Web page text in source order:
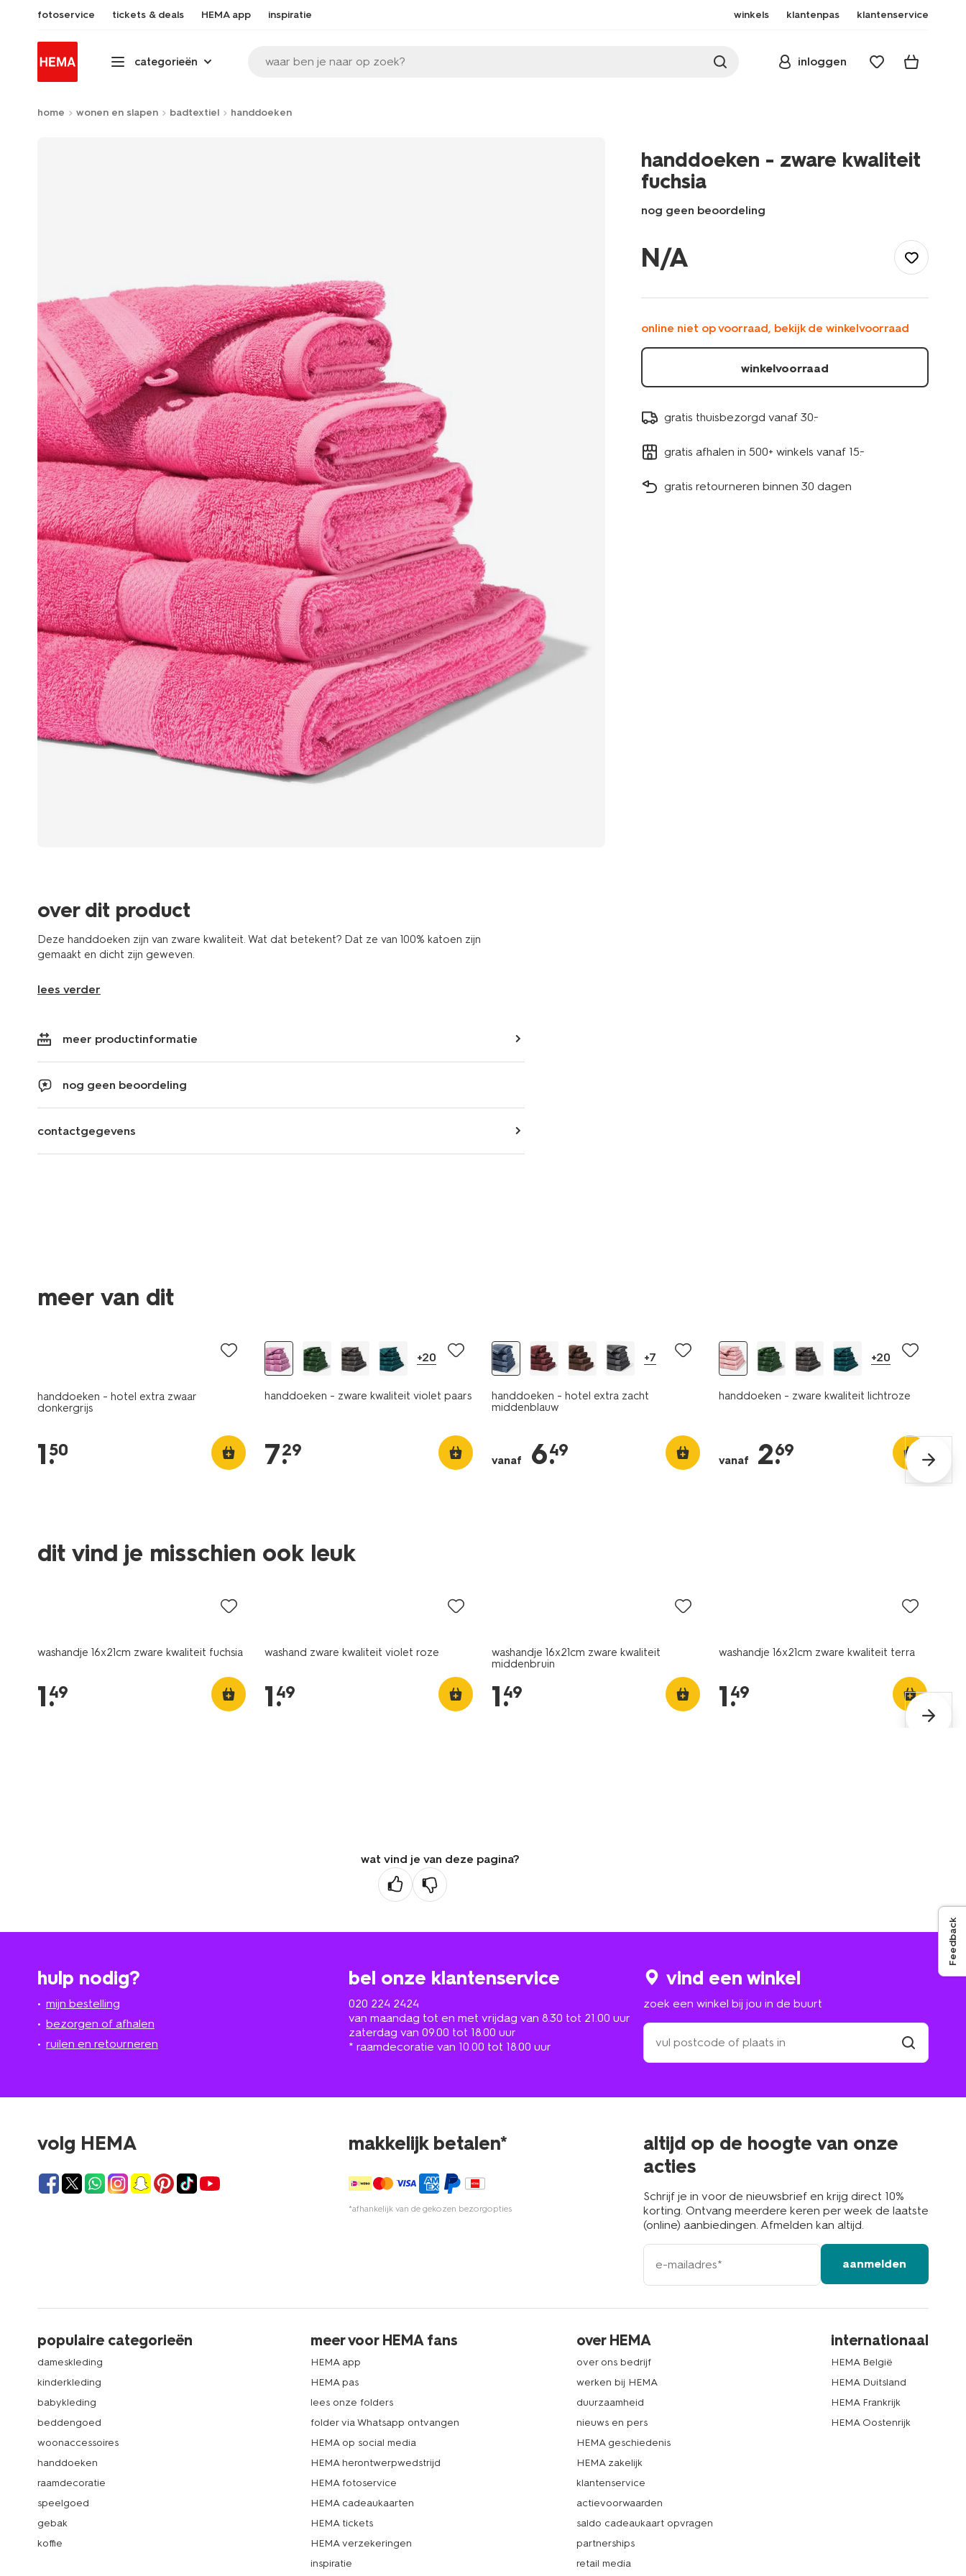
fotoservice tickets & deals HEMA app inspiratie winkels klantenpas klantenservice
categorieën waar ben je naar op zoek? inloggen
home wonen en slapen badtextiel handdoeken
over dit product
Deze handdoeken zijn van zware kwaliteit. Wat dat betekent? Dat ze van 100% katoen zijn
gemaakt en dicht zijn geweven.
lees verder
meer productinformatie
nog geen beoordeling
contactgegevens
handdoeken - zware kwaliteit
fuchsia
nog geen beoordeling
slapen/badkamer/handdoeken/handdoeken-
2000000509.html
N/A
online niet op voorraad, bekijk de winkelvoorraad
winkelvoorraad
gratis thuisbezorgd vanaf 30.-
gratis afhalen in 500+ winkels vanaf 15.-
gratis retourneren binnen 30 dagen
meer van dit
handdoeken - hotel extra zwaar
donkergrijs
1.
50
+20
handdoeken - zware kwaliteit violet paars
7.
29
+7
handdoeken - hotel extra zacht
middenblauw
vanaf 6.
49
+20
handdoeken - zware kwaliteit lichtroze
vanaf 2.
69
dit vind je misschien ook leuk
washandje 16x21cm zware kwaliteit fuchsia
1.
49
washand zware kwaliteit violet roze
1.
49
washandje 16x21cm zware kwaliteit
middenbruin
1.
49
washandje 16x21cm zware kwaliteit terra
1.
49
wat vind je van deze pagina?
hulp nodig?
mijn bestelling
bezorgen of afhalen
ruilen en retourneren
bel onze klantenservice
020 224 2424
van maandag tot en met vrijdag van 8.30 tot 21.00 uur
zaterdag van 09.00 tot 18.00 uur
* raamdecoratie van 10.00 tot 18.00 uur
vind een winkel
zoek een winkel bij jou in de buurt
zoek
een
winkel
in
volg HEMA makkelijk betalen*
*afhankelijk van de gekozen bezorgopties
altijd op de hoogte van onze
acties
Schrijf je in voor de nieuwsbrief en krijg direct 10%
korting. Ontvang meerdere keren per week de laatste
(online) aanbiedingen. Afmelden kan altijd.
e-
mailadres
aanmelden
populaire categorieën
dameskleding
kinderkleding
babykleding
beddengoed
woonaccessoires
handdoeken
raamdecoratie
speelgoed
gebak
koffie
meer voor HEMA fans
HEMA app
HEMA pas
lees onze folders
folder via Whatsapp ontvangen
HEMA op social media
HEMA herontwerpwedstrijd
HEMA fotoservice
HEMA cadeaukaarten
HEMA tickets
HEMA verzekeringen
inspiratie
over HEMA
over ons bedrijf
werken bij HEMA
duurzaamheid
nieuws en pers
HEMA geschiedenis
HEMA zakelijk
klantenservice
actievoorwaarden
saldo cadeaukaart opvragen
partnerships
retail media
internationaal
HEMA België
HEMA Duitsland
HEMA Frankrijk
HEMA Oostenrijk
Feedback